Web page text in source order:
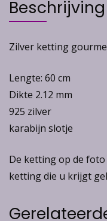
Beschrijving
Zilver ketting
Lengte: 60 cm
Dikte 2.12 mm
925 zilver
karabijn slotje
De ketting op de
ketting die u krijgt